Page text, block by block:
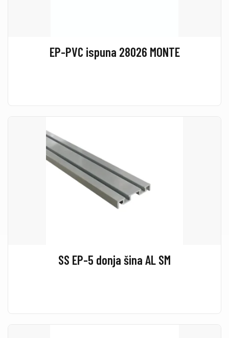
EP-PVC ispuna 28026 MONTE
SS EP-5 donja šina AL SM